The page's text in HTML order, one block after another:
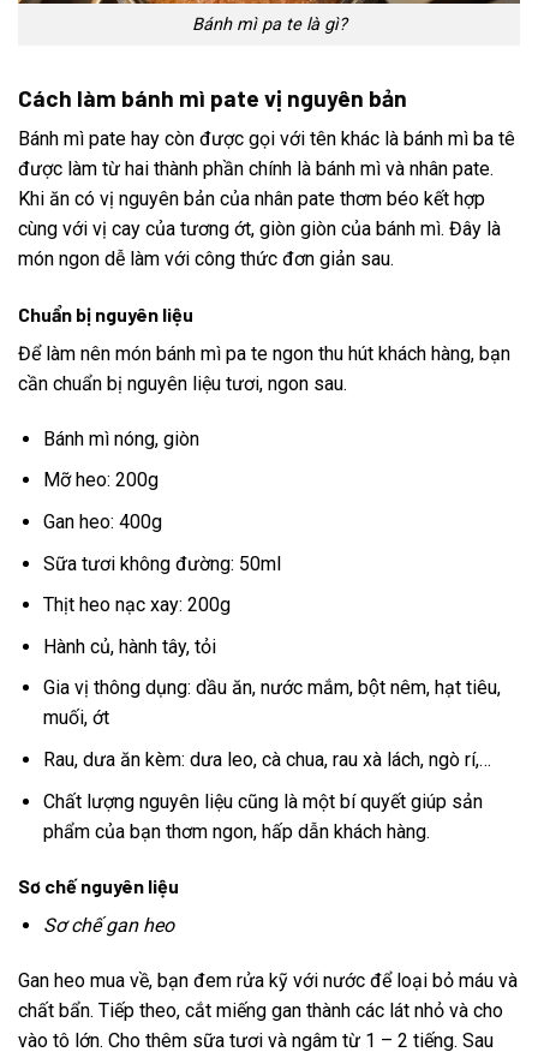
Bánh mì pa te là gì?
Cách làm bánh mì pate vị nguyên bản
Bánh mì pate hay còn được gọi với tên khác là bánh mì ba tê
được làm từ hai thành phần chính là bánh mì và nhân pate.
Khi ăn có vị nguyên bản của nhân pate thơm béo kết hợp
cùng với vị cay của tương ớt, giòn giòn của bánh mì. Đây là
món ngon dễ làm với công thức đơn giản sau.
Chuẩn bị nguyên liệu
Để làm nên món bánh mì pa te ngon thu hút khách hàng, bạn
cần chuẩn bị nguyên liệu tươi, ngon sau.
Bánh mì nóng, giòn
Mỡ heo: 200g
Gan heo: 400g
Sữa tươi không đường: 50ml
Thịt heo nạc xay: 200g
Hành củ, hành tây, tỏi
Gia vị thông dụng: dầu ăn, nước mắm, bột nêm, hạt tiêu,
muối, ớt
Rau, dưa ăn kèm: dưa leo, cà chua, rau xà lách, ngò rí,…
Chất lượng nguyên liệu cũng là một bí quyết giúp sản
phẩm của bạn thơm ngon, hấp dẫn khách hàng.
Sơ chế nguyên liệu
Sơ chế gan heo
Gan heo mua về, bạn đem rửa kỹ với nước để loại bỏ máu và
chất bẩn. Tiếp theo, cắt miếng gan thành các lát nhỏ và cho
vào tô lớn. Cho thêm sữa tươi và ngâm từ 1 – 2 tiếng. Sau